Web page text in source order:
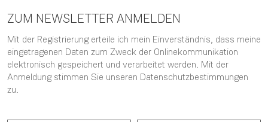
ZUM NEWSLETTER ANMELDEN
Mit der Registrierung erteile ich mein Einverständnis, dass meine
eingetragenen Daten zum Zweck der Onlinekommunikation
elektronisch gespeichert und verarbeitet werden. Mit der
Anmeldung stimmen Sie unseren Datenschutzbestimmungen
zu.